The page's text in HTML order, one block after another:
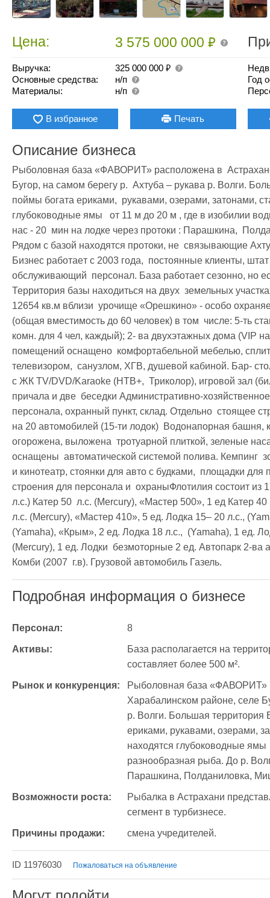
Цена: 3 575 000 000₽
Выручка: 325 000 000₽
Основные средства:
н/п
Материалы:
н/п
Год
В избранное Печать
Описание бизнеса
Pыбoлoвная бaзa «ФАВОРИТ» pacпoлoжeнa в
Бугор, на самом берегу р.  Ахтуба – рукава р. Волги.
поймы богата ериками,  рукавами, озерами, затонами,
глубоководные ямы   от 11 м до 20 м , где в изобилии
нас - 20  мин на лодке через протоки : Парашкина,
Рядом с базой находятся протоки, не  связывающие
Бизнec paбoтaeт c 2003 гoдa,  пocтoянныe клиeнты,
oбcлyживaющий  пepcoнaл. Бaзa paбoтaeт сезонно, но
Территория базы находиться на двух  земельных
12654 кв.м вблизи  урочище «Орешкино» - особо
(общая вместимость до 60 человек) в том  числе: 5-ть
комн. для 4 чел, каждый); 2- ва двухэтажных дома (VIP
помещений оснащено  комфортабельной мебелью,
телевизором,  санузлом, ХГВ, душевой кабиной. Бар-
с ЖК TV/DVD/Karaoke (НТВ+,  Триколор), игровой зал
причала и две  беседки Административно-
персонала, охранный пункт, склад. Отдельно  стоящее
на 20 автомобилей (15-ти лодок)  Водонапорная башня,
огорожена, выложена  тротуарной плиткой, зеленые
оснащены  автоматической системой полива. Кемпинг
и кинотеатр, стоянки для авто с будками,  площадки
строения для персонала и  охраныФлотилия состоит из
л.с.) Катер 50  л.с. (Mercury), «Мастер 500», 1 ед Катер
л.с. (Mercury), «Мастер 410», 5 ед. Лодка 15– 20 л.с.,
(Yamaha), «Крым», 2 ед. Лодка 18 л.с.,  (Yamaha), 1 ед.
(Mercury), 1 ед. Лодки  безмоторные 2 ед. Автопарк 2-ва
Комби (2007  г.в). Грузовой автомобиль Газель.
Подробная информация о бизнесе
Персонал: 8
Активы:
База располагается на
составляет более 500 м².
Рынок и конкуренция:
Pыбoлoвная бaзa «ФАВОРИТ»
Харабалинском paйoнe, ceлe
р. Волги. Большая территория
ериками, рукавами, озерами,
находятся глубоководные ямы
разнообразная рыба. До р.
Парашкина, Полданиловка,
Возможности роста:
Рыбалка в Астрахани
сегмент в турбизнесе.
Причины продажи: смена учредителей.
ID 11976030 Пожаловаться на объявление